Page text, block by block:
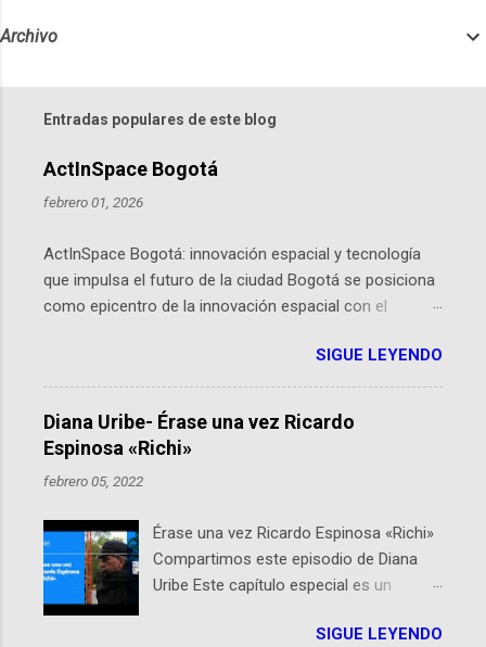
Archivo
Entradas populares de este blog
ActInSpace Bogotá
febrero 01, 2026
ActInSpace Bogotá: innovación espacial y tecnología
que impulsa el futuro de la ciudad Bogotá se posiciona
como epicentro de la innovación espacial con el
hackathon global que convierte tecnologías de la
Agencia Espacial Europea en soluciones prácticas para
la vida cotidiana. Este evento, organizado por el
Planetario de Bogotá del Idartes y la Universidad de los
Andes, reúne a expertos como el presidente de Airbus
Colombia y líderes del sector aeroespacial para inspirar
por qué importa en Bogotá ActInSpace es una
competencia mundial que opera en más de 60
ciudades, donde participantes tienen 24 horas para
idear startups basadas en tecnologías espaciales
SIGUE LEYENDO
Diana Uribe- Érase una vez Ricardo
Espinosa «Richi»
febrero 05, 2022
Érase una vez Ricardo Espinosa «Richi»
Compartimos este episodio de Diana
Uribe Este capítulo especial es un
encuentran en el espíritu de este
SIGUE LEYENDO